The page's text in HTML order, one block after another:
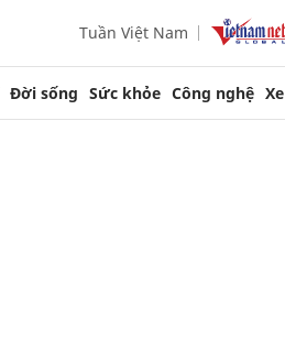
Tuần Việt Nam
Đời sống Sức khỏe Công nghệ Xe